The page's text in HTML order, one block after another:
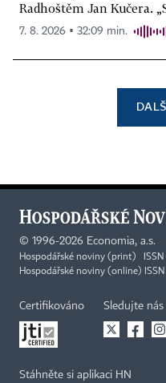
Radhoštěm Jan Kučera.
7. 8. 2026 ▪ 32:09 min.
© 1996-2026 Economia, a.s.
Hospodářské noviny (print) ISSN
Hospodářské noviny (online) ISSN
Certifikováno Sledujte nás
Stáhněte si aplikaci HN